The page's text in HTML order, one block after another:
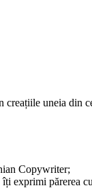
creațiile uneia din
Copywriter;
îți exprimi